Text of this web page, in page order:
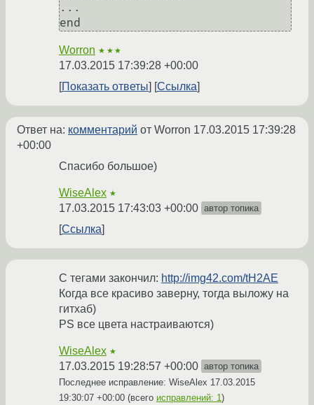
...
Worron ★★★
17.03.2015 17:39:28 +00:00
Показать ответы
Ссылка
Ответ на: комментарий от Worron 17.03.2015 17:39:28
+00:00
Спасибо большое)
WiseAlex ★
17.03.2015 17:43:03 +00:00 автор топика
Ссылка
С тегами закончил: http://img42.com/tH2AE
Когда все красиво заверну, тогда выложу на
гитхаб)
PS все цвета настраиваются)
WiseAlex ★
17.03.2015 19:28:57 +00:00 автор топика
Последнее исправление: WiseAlex 17.03.2015
19:30:07 +00:00 (всего исправлений: 1)